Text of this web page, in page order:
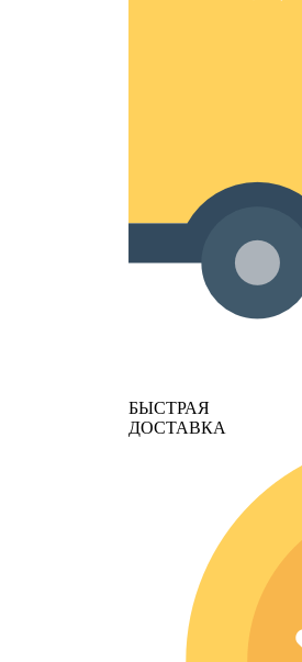
БЫСТРАЯ
ДОСТАВКА